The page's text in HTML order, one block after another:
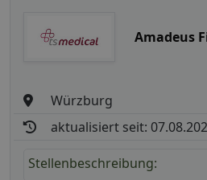
Amadeus
Würzburg
aktualisiert seit:
Stellenbeschreibung: